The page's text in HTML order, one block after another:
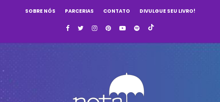
SOBRE NÓS PARCERIAS CONTATO DIVULGUE SEU LIVRO!